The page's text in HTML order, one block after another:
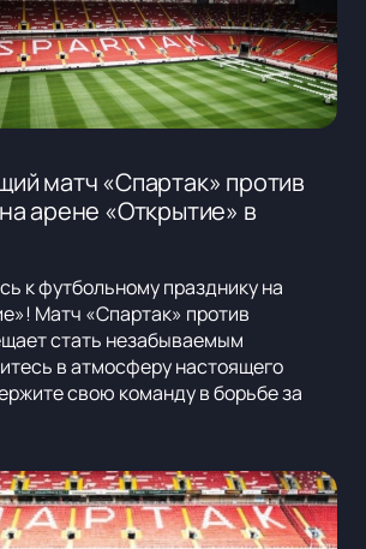
матч «Спартак» против
арене «Открытие» в
к футбольному празднику на
Матч «Спартак» против
стать незабываемым
в атмосферу настоящего
свою команду в борьбе за